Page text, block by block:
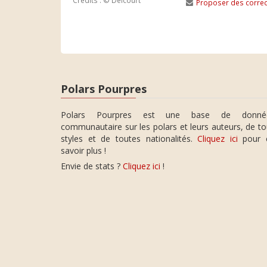
Proposer des
Polars Pourpres
Polars Pourpres est une base de
communautaire sur les polars et leurs auteurs, de
styles et de toutes nationalités.Cliquez ici pour
savoir plus !
Envie de stats ? Cliquez ici !